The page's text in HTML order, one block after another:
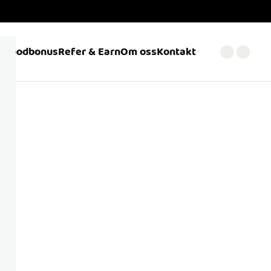
FoodbonusRefer & EarnOm ossKontakt